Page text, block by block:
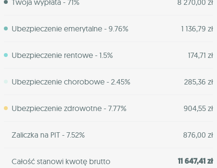
Twoja wypłata - 71% 8 270,00 zł
Ubezpieczenie emerytalne - 9.76% 1 136,79 zł
Ubezpieczenie rentowe - 1.5% 174,71 zł
Ubezpieczenie chorobowe - 2.45% 285,36 zł
Ubezpieczenie zdrowotne - 7.77% 904,55 zł
Zaliczka na PIT - 7.52% 876,00 zł
Całość stanowi kwotę brutto 11 647,41 zł